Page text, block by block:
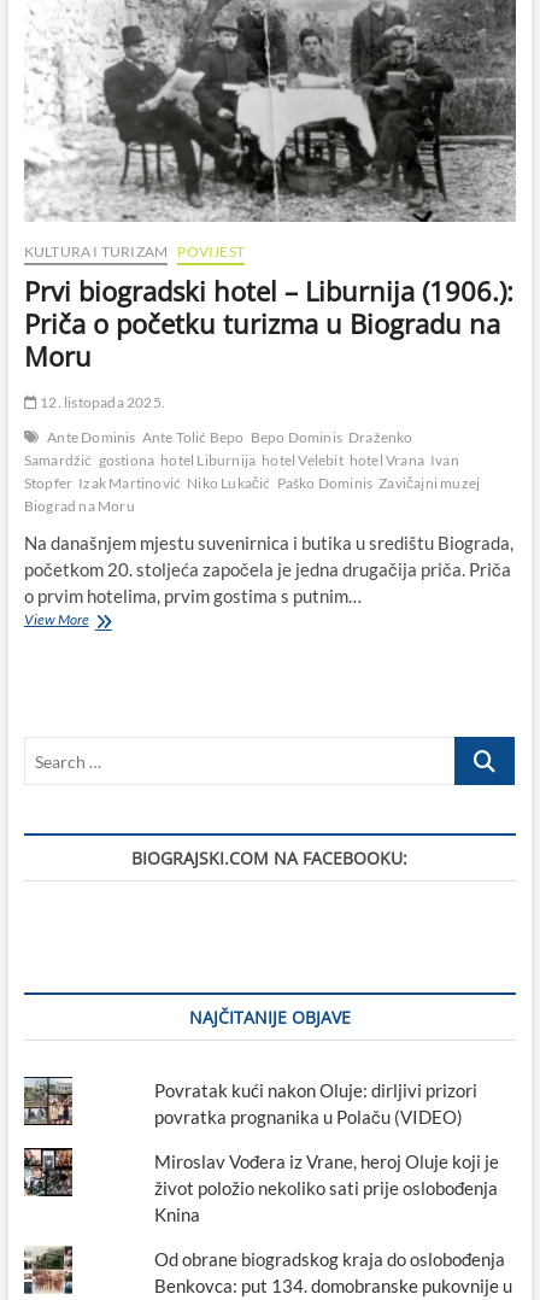
KULTURA I TURIZAM POVIJEST
Prvi biogradski hotel – Liburnija (1906.):
Priča o početku turizma u Biogradu na
Moru
12. listopada 2025.
Ante Dominis Ante Tolić Bepo Bepo Dominis Draženko
Samardžić gostiona hotel Liburnija hotel Velebit hotel Vrana Ivan
Stopfer Izak Martinović Niko Lukačić Paško Dominis Zavičajni muzej
Biograd na Moru
Na današnjem mjestu suvenirnica i butika u središtu Biograda,
početkom 20. stoljeća započela je jedna drugačija priča. Priča
o prvim hotelima, prvim gostima s putnim…
View MorePrvi
o
u
Biogradu
na
Search
BIOGRAJSKI.COM NA FACEBOOKU:
NAJČITANIJE OBJAVE
Povratak kući nakon Oluje: dirljivi prizori
povratka prognanika u Polaču (VIDEO)
Miroslav Vođera iz Vrane, heroj Oluje koji je
život položio nekoliko sati prije oslobođenja
Knina
Od obrane biogradskog kraja do oslobođenja
Benkovca: put 134. domobranske pukovnije u